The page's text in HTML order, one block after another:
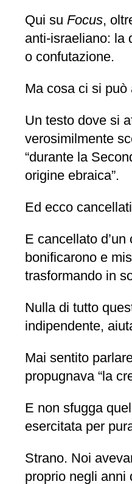
Qui su Focus,
anti-israeliano: la
o confutazione.
Ma cosa ci si
Un testo dove si
verosimilmente
“durante la
origine ebraica”.
Ed ecco
E cancellato
bonificarono e
trasformando in
Nulla di tutto
indipendente,
Mai sentito
propugnava “la
E non sfugga
esercitata per
Strano. Noi
proprio negli anni